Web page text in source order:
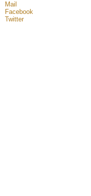
Mail
Facebook
Twitter